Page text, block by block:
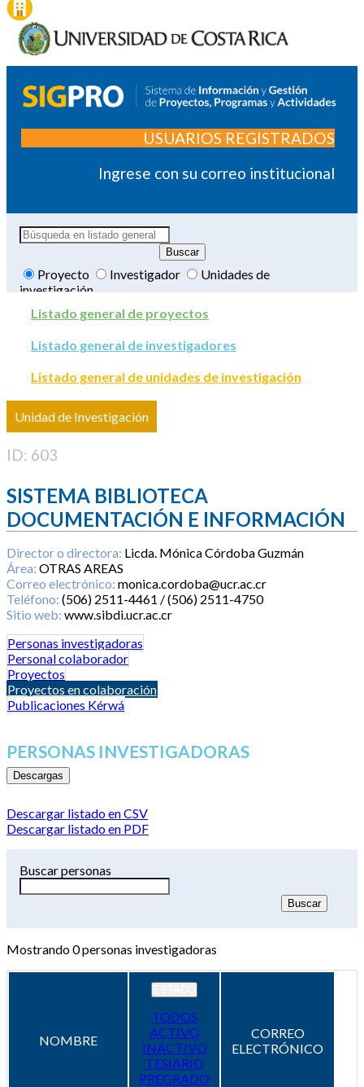
USUARIOS REGISTRADOS
Ingrese con su correo institucional
Proyecto Investigador
Unidades de
investigación
Listado general de proyectos
Listado general de investigadores
Listado general de unidades de investigación
Unidad de Investigación
ID: 603
SISTEMA BIBLIOTECA
DOCUMENTACIÓN E INFORMACIÓN
Director o directora: Licda. Mónica Córdoba Guzmán
Área: OTRAS AREAS
Correo electrónico: monica.cordoba@ucr.ac.cr
Teléfono: (506) 2511-4461 / (506) 2511-4750
Sitio web: www.sibdi.ucr.ac.cr
Personas investigadoras
Personal colaborador
Proyectos
Proyectos en colaboración
Publicaciones Kérwá
PERSONAS INVESTIGADORAS
Descargas
Descargar listado en CSV
Descargar listado en PDF
Buscar personas
Mostrando0personas investigadoras
NOMBRE
TODOS
ACTIVO
INACTIVO
TESIARIO
PREGRADO
CORREO
ELECTRÓNICO